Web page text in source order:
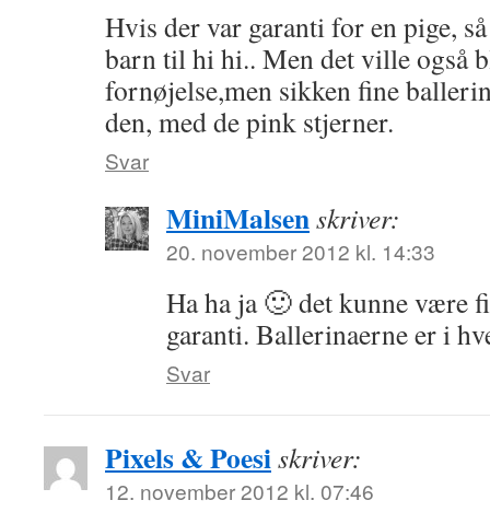
Hvis der var garanti for en pige,
barn til hi hi.. Men det ville også
fornøjelse,men sikken fine
den, med de pink stjerner.
Svar
MiniMalsenskriver:
20. november 2012 kl. 14:33
Ha ha ja 🙂 det kunne være
garanti. Ballerinaerne er i
Svar
Pixels & Poesiskriver:
12. november 2012 kl. 07:46